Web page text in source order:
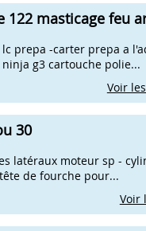
122 masticage feu
prepa -carter prepa a
g3 cartouche polie...
Voir les
30
latéraux moteur sp -
de fourche pour...
Voir